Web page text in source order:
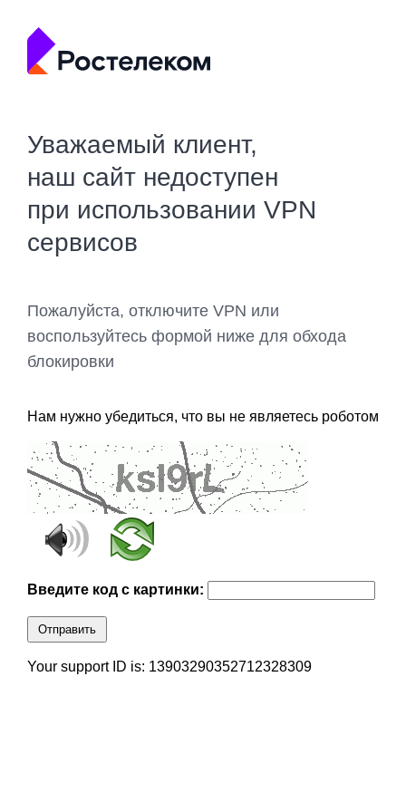
Уважаемый клиент,
наш сайт недоступен
при использовании VPN
сервисов
Пожалуйста, отключите VPN или
воспользуйтесь формой ниже для обхода
блокировки
Нам нужно убедиться, что вы не являетесь роботом
Введите код с картинки:
Отправить
Your support ID is: 13903290352712328309